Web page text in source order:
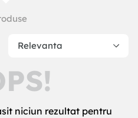
Relevanta
niciun rezultat pentru